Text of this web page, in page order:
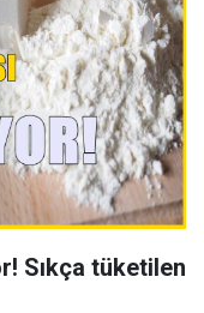
Sıkça tüketilen